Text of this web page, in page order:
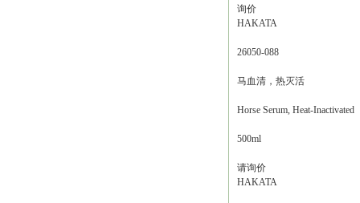
询价
HAKATA
26050-088
马血清，热灭活
Horse Serum, Heat-Inactivated
500ml
请询价
HAKATA